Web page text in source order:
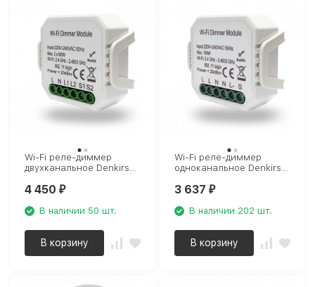
Wi-Fi реле-диммер
двухканальное Denkirs
4 450₽
В наличии 50 шт.
В корзину
Wi-Fi реле-диммер
одноканальное Denkirs
3 637₽
В наличии 202 шт.
В корзину